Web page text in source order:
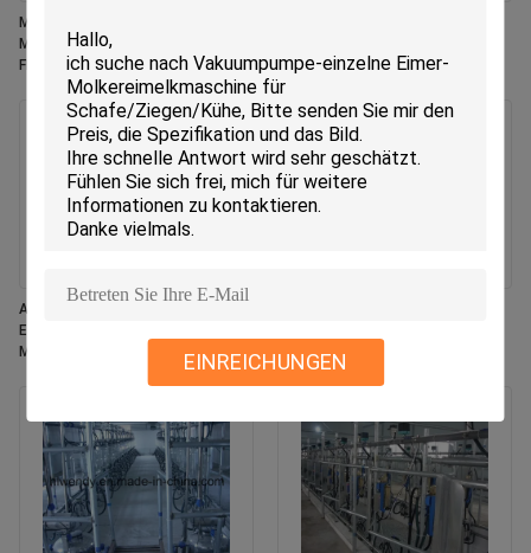
EINREICHUNGEN
Milchflussmesser Fischgräten
Melkstand System CE ISO SGS
FDA Zertifizierte Mobile
Melkmaschine
automatischer
Melkzeugentriegelung und
Waikato Milchzähler für Kühe
Automatisches Cluster-
Entfernungssystem für
Melkstand mit automatischer
Milchfunktion
Fischgrätenaufstellung,
automatischem
Spezifikation